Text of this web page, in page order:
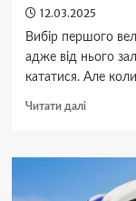
12.03.2025
Вибір першого
адже від нього
кататися. Але
Читати далі
vs.